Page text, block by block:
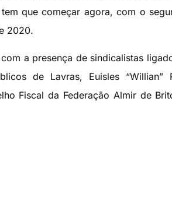
que começar agora, com o
2020.
a presença de sindicalistas
de Lavras, Euisles “Willian”
Fiscal da Federação Almir de